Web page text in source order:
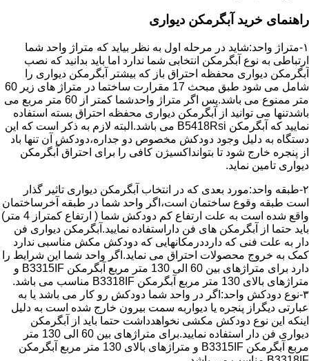
راهنمای خرید آبگرمکن دیواری
۱-متراژ واحد:شاید در مرحله اول به نظر بیاید که متراژ واحد شما
ارتباطی به نوع آبگرمکن انتخابی شما ندارد اما باید بدانید که نصب
آبگرمکن دیواری محفظه احتراق باز که بیشتر آبگرمکن دیواری را
شامل می شود طبق مبحث 17 مقرارت ساختما در متراژ های زیر 60
متر ممنوع می باشد.پس اگر متراژ واحدشما کمتر از 60 متر مربع می
باشدتنها می توانید از آبگرمکن دیواری محفظه احتراق بسته استفاده
نمایید که آبگرمکن B5418Rsi می باشد.البته لازم به ذکر است که این
دستگاه به دلیل وجود دودکش مخصوص دو جداره،دودکش آن تنها باد
از پنجره خارج شود تا بتوانداکسیژن کافی را برای احتراق آبگرمکن
دیواری تامین نماید.
۲-طبقه واحد:مورد بعدی که در انتخاب آبگرمکن دیواری تاثیر گذار
است طبقه وقوع ساختمان است،اگر واحد شما در طبقه آخرساختمان
واقع شده است به علت ارتفاع کم دودکش شما ( ارتفاع کمتراز 4 متر)
باید حتما از آبگرمکن های فن داراستفاده نمایید.آبگرمکن دیواری فن
دار به علت فنی که دارددرمکانهایی که دودکش مکش مناسبی ندارد
کمک به خروج محصولات احتراق می نماید.اگر واحد شما این شرایط را
دارد برای متراژهای بین 60 الی 130 متر مربع آبگرمکن B3315IF و
متراژهای بالای 130 متر مربع آبگرمکن B3318IF مناسب می باشد.
۳-نوع دودکش واحد:اگر در واحد شما دودکش رو کار می باشد یا به
عبارتی دیگراز پنجره یا دیواربه سمت بیرون خارج شده است به دلیل
اینکه این نوع دودکش مکشی نخواهدداشت حتما باید از آبگرمکن
دیواری فن دار استفاده نمایید.برای متراژهای بین 60 الی 130 متر
مربع آبگرمکن B3315IF و متراژهای بالای 130 متر مربع آبگرمکن